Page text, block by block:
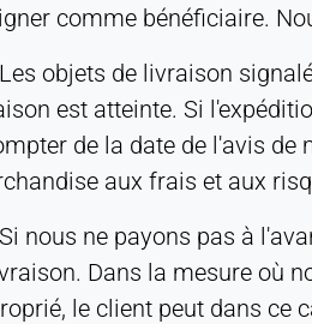
comme bénéficiaire.
Les objets de livraison
est atteinte. Si
de la date de l'avis de
aux frais et aux
Si nous ne payons pas à
Dans la mesure où
le client peut dans ce
comportement des